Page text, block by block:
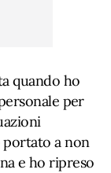
quando ho
per
portato a non
e ho ripreso